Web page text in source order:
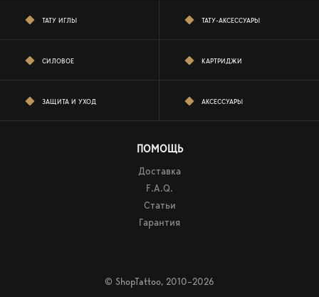
ТАТУ ИГЛЫ ТАТУ-АКСЕССУАРЫ
СИЛОВОЕ КАРТРИДЖИ
ЗАЩИТА И УХОД АКСЕССУАРЫ
ПОМОЩЬ
Доставка
F.A.Q.
Статьи
Гарантия
© ShopTattoo, 2010–2026